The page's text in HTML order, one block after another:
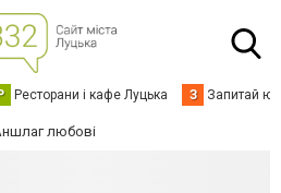
Ресторани і кафе Луцька З Запитай
любові